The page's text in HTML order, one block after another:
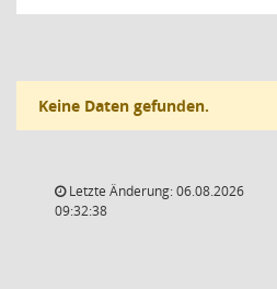
Keine Daten gefunden.
Letzte Änderung: 06.08.2026
09:32:38